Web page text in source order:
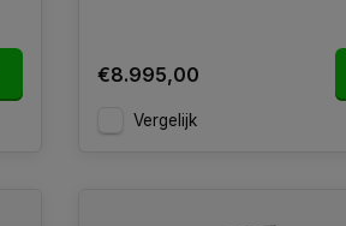
€8.995,00
Vergelijk